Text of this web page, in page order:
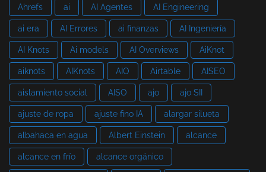
Ahrefs ai AI Agentes AI Engineering
ai era AI Errores ai finanzas AI Ingeniería
AI Knots Ai models AI Overviews AiKnot
aiknots AIKnots AIO Airtable AISEO
aislamiento social AISO ajo ajo SII
ajuste de ropa ajuste fino IA alargar silueta
albahaca en agua Albert Einstein alcance
alcance en frío alcance orgánico